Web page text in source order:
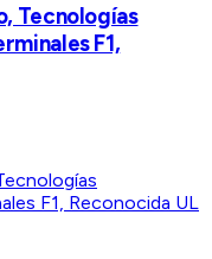
Tecnologías
F1,